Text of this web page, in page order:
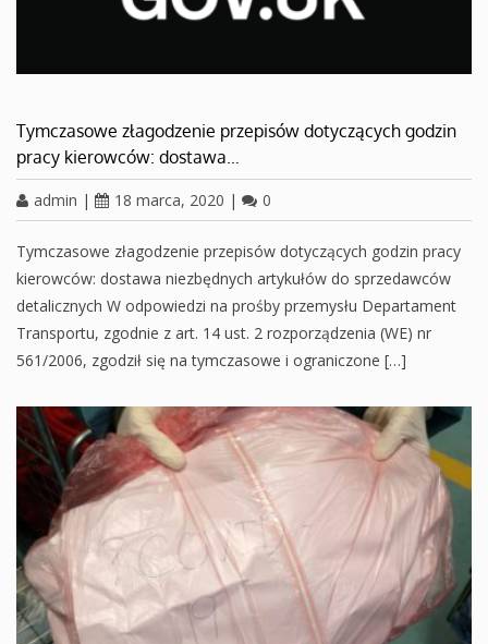
Tymczasowe złagodzenie przepisów dotyczących godzin
pracy kierowców: dostawa…
admin | 18 marca, 2020 | 0
Tymczasowe złagodzenie przepisów dotyczących godzin pracy
kierowców: dostawa niezbędnych artykułów do sprzedawców
detalicznych W odpowiedzi na prośby przemysłu Departament
Transportu, zgodnie z art. 14 ust. 2 rozporządzenia (WE) nr
561/2006, zgodził się na tymczasowe i ograniczone […]